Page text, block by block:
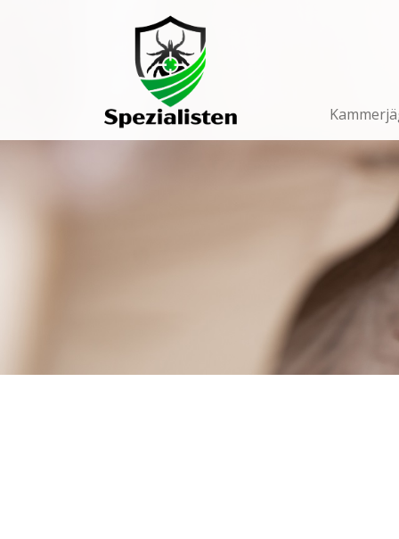
Navigation